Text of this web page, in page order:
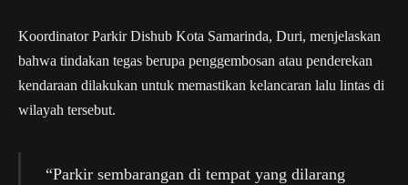
Koordinator Parkir Dishub Kota Samarinda, Duri, menjelaskan
bahwa tindakan tegas berupa penggembosan atau penderekan
kendaraan dilakukan untuk memastikan kelancaran lalu lintas di
wilayah tersebut.
“Parkir sembarangan di tempat yang dilarang